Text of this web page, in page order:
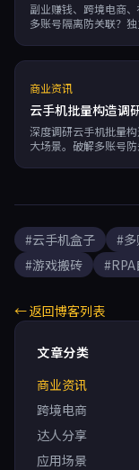
副业赚钱、跨境电商
多账号隔离防关联？
商业资讯
云手机批量构造调
深度调研云手机批量
大场景。破解多账号
#云手机盒子 #
#游戏搬砖
← 返回博客列表
文章分类
商业资讯
跨境电商
达人分享
应用场景